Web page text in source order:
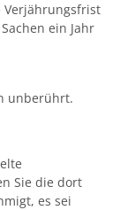
Verjährungsfrist
ein Jahr
unberührt.
Sie die dort
es sei